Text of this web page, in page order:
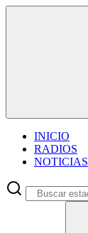
INICIO
RADIOS
NOTICIAS